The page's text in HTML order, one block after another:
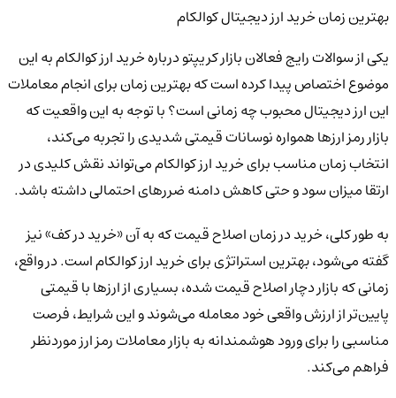
بهترین زمان خرید ارز دیجیتال کوالکام
یکی از سوالات رایج فعالان بازار کریپتو درباره خرید ارز کوالکام به این
موضوع اختصاص پیدا کرده است که بهترین زمان برای انجام معاملات
این ارز دیجیتال محبوب چه زمانی است؟ با توجه به این واقعیت که
بازار رمز ارزها همواره نوسانات قیمتی شدیدی را تجربه می‌کند،
انتخاب زمان مناسب برای خرید ارز کوالکام می‌تواند نقش کلیدی در
ارتقا میزان سود و حتی کاهش دامنه ضررهای احتمالی داشته باشد.
به طور کلی، خرید در زمان اصلاح قیمت که به آن «خرید در کف» نیز
گفته می‌شود، بهترین استراتژی برای خرید ارز کوالکام است. در واقع،
زمانی که بازار دچار اصلاح قیمت شده، بسیاری از ارزها با قیمتی
پایین‌تر از ارزش واقعی خود معامله می‌شوند و این شرایط، فرصت
مناسبی را برای ورود هوشمندانه به بازار معاملات رمز ارز موردنظر
فراهم می‌کند.